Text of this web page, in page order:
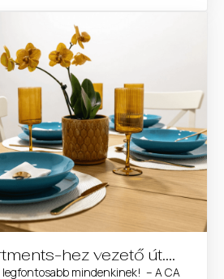
hez vezető út….
mindenkinek! – A CA